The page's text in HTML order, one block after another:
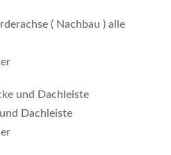
( Nachbau ) alle
Dachleiste